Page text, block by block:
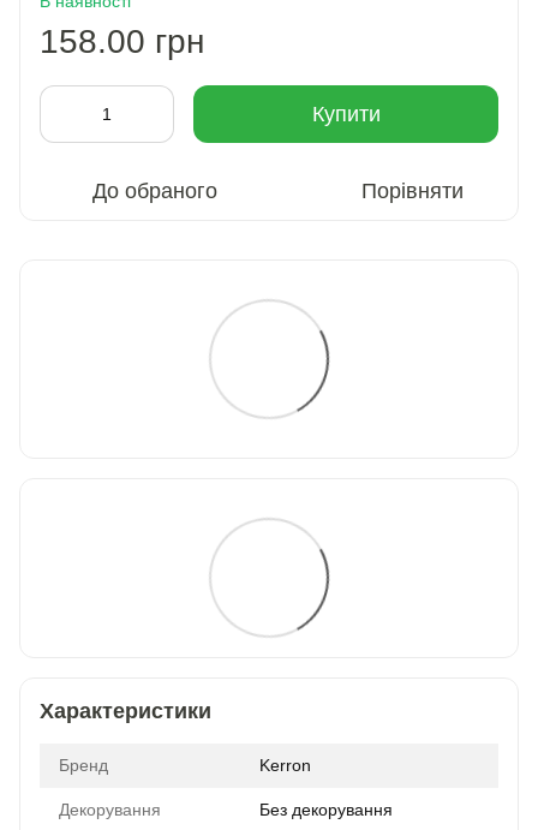
158.00 грн
Купити
До обраного Порівняти
Характеристики
Бренд Kerron
Декорування Без декорування